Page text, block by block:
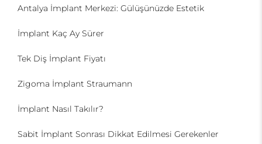
Antalya İmplant Merkezi: Gülüşünüzde Estetik
İmplant Kaç Ay Sürer
Tek Diş İmplant Fiyatı
Zigoma İmplant Straumann
İmplant Nasıl Takılır?
Sabit İmplant Sonrası Dikkat Edilmesi Gerekenler